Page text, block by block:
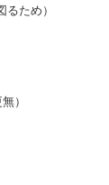
ため）
）